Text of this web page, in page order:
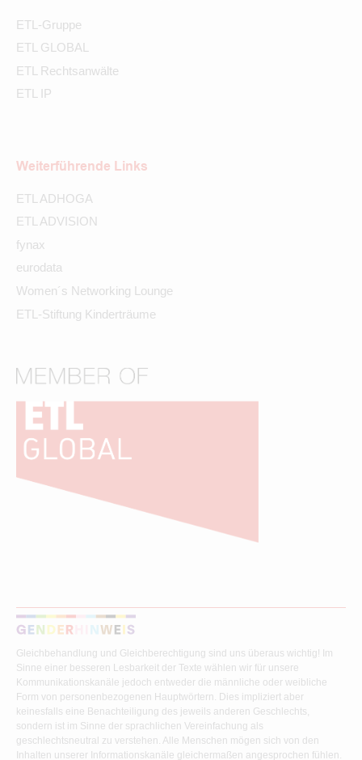
ETL-Gruppe
ETL GLOBAL
ETL Rechtsanwälte
ETL IP
Weiterführende Links
ETL ADHOGA
ETL ADVISION
fynax
eurodata
Women´s Networking Lounge
ETL-Stiftung Kinderträume
Gleichbehandlung und Gleichberechtigung sind uns überaus wichtig! Im
Sinne einer besseren Lesbarkeit der Texte wählen wir für unsere
Kommunikationskanäle jedoch entweder die männliche oder weibliche
Form von personenbezogenen Hauptwörtern. Dies impliziert aber
keinesfalls eine Benachteiligung des jeweils anderen Geschlechts,
sondern ist im Sinne der sprachlichen Vereinfachung als
geschlechtsneutral zu verstehen. Alle Menschen mögen sich von den
Inhalten unserer Informationskanäle gleichermaßen angesprochen fühlen.